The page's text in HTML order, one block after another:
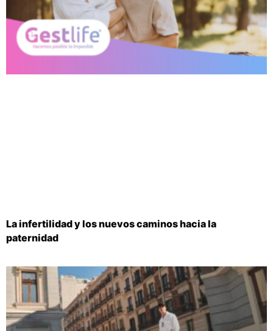
La infertilidad y los nuevos caminos hacia la
paternidad